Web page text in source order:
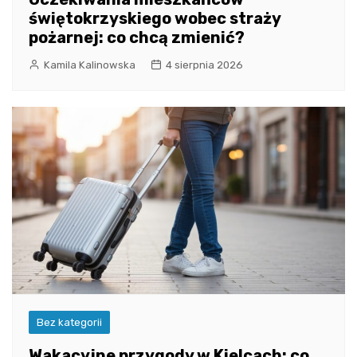
świętokrzyskiego wobec straży
pożarnej: co chcą zmienić?
Kamila Kalinowska 4 sierpnia 2026
Bez kategorii